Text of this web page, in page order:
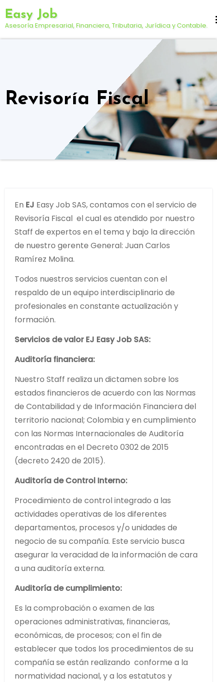
Saltar
alEasy Job
Asesoría Empresarial, Financiera, Tributaria, Jurídica y Contable.
Revisoría Fiscal
En EJ Easy Job SAS, contamos con el servicio de
Revisoría Fiscal el cual es atendido por nuestro
Staff de expertos en el tema y bajo la dirección
de nuestro gerente General: Juan Carlos
Ramírez Molina.
Todos nuestros servicios cuentan con el
respaldo de un equipo interdisciplinario de
profesionales en constante actualización y
formación.
Servicios de valor EJ Easy Job SAS:
Auditoría financiera:
Nuestro Staff realiza un dictamen sobre los
estados financieros de acuerdo con las Normas
de Contabilidad y de Información Financiera del
territorio nacional; Colombia y en cumplimiento
con las Normas Internacionales de Auditoría
encontradas en el Decreto 0302 de 2015
(decreto 2420 de 2015).
Auditoría de Control Interno:
Procedimiento de control integrado a las
actividades operativas de los diferentes
departamentos, procesos y/o unidades de
negocio de su compañía. Este servicio busca
asegurar la veracidad de la información de cara
a una auditoría externa.
Auditoría de cumplimiento:
Es la comprobación o examen de las
operaciones administrativas, financieras,
económicas, de procesos; con el fin de
establecer que todos los procedimientos de su
compañía se están realizando conforme a la
normatividad nacional, y a los estatutos y